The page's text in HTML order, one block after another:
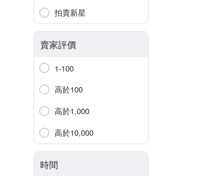
拍賣新星
賣家評價
1-100
高於100
高於1,000
高於10,000
時間